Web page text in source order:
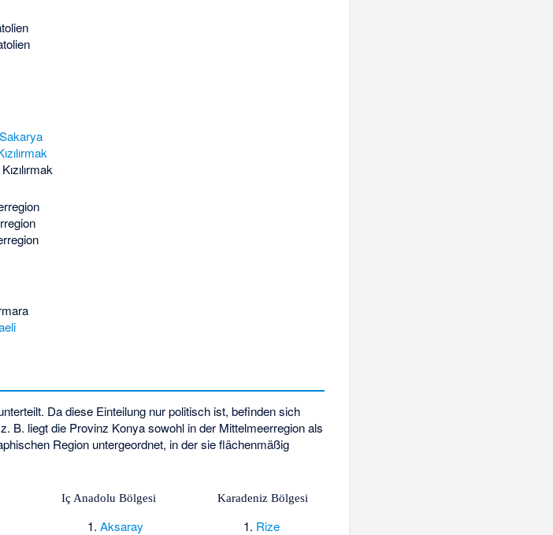
Sakarya
Da diese Einteilung nur politisch ist, befinden sich
B. liegt die Provinz Konya sowohl in der Mittelmeerregion als
Region untergeordnet, in der sie flächenmäßig
Iç Anadolu Bölgesi
Aksaray
Karadeniz Bölgesi
Rize